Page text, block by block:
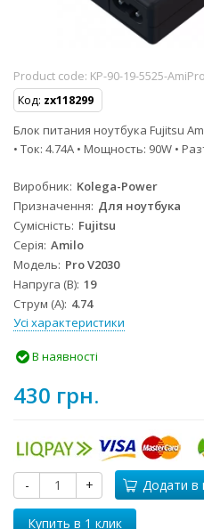
Product code: KP-90-19-5525-
Код: zx118299
Блок питания ноутбука Fujitsu
• Ток: 4.74A • Мощность: 90W •
Виробник Kolega-Power
Призначення Для ноутбука
Сумісність Fujitsu
Серія Amilo
Модель Pro V2030
Напруга (В) 19
Струм (А) 4.74
Усі характеристики
В наявності
430 грн.
- + Додати в